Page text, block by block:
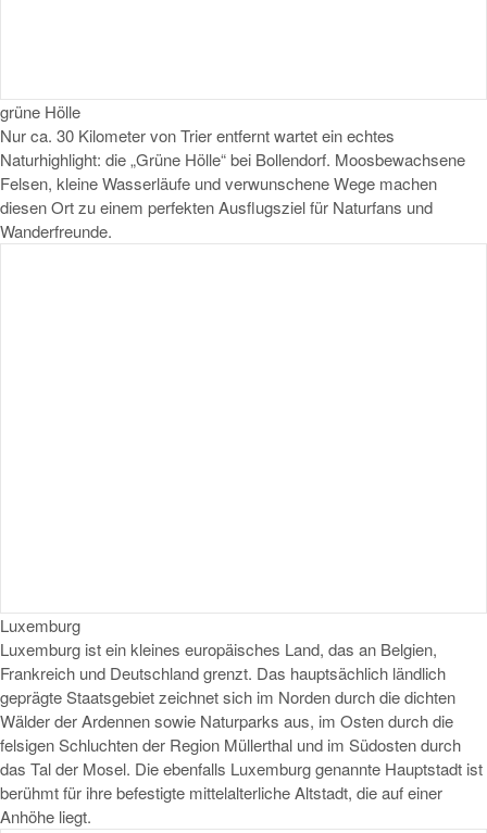
grüne Hölle
Nur ca. 30 Kilometer von Trier entfernt wartet ein echtes
Naturhighlight: die „Grüne Hölle“ bei Bollendorf. Moosbewachsene
Felsen, kleine Wasserläufe und verwunschene Wege machen
diesen Ort zu einem perfekten Ausflugsziel für Naturfans und
Wanderfreunde.
Luxemburg
Luxemburg ist ein kleines europäisches Land, das an Belgien,
Frankreich und Deutschland grenzt. Das hauptsächlich ländlich
geprägte Staatsgebiet zeichnet sich im Norden durch die dichten
Wälder der Ardennen sowie Naturparks aus, im Osten durch die
felsigen Schluchten der Region Müllerthal und im Südosten durch
das Tal der Mosel. Die ebenfalls Luxemburg genannte Hauptstadt ist
berühmt für ihre befestigte mittelalterliche Altstadt, die auf einer
Anhöhe liegt.